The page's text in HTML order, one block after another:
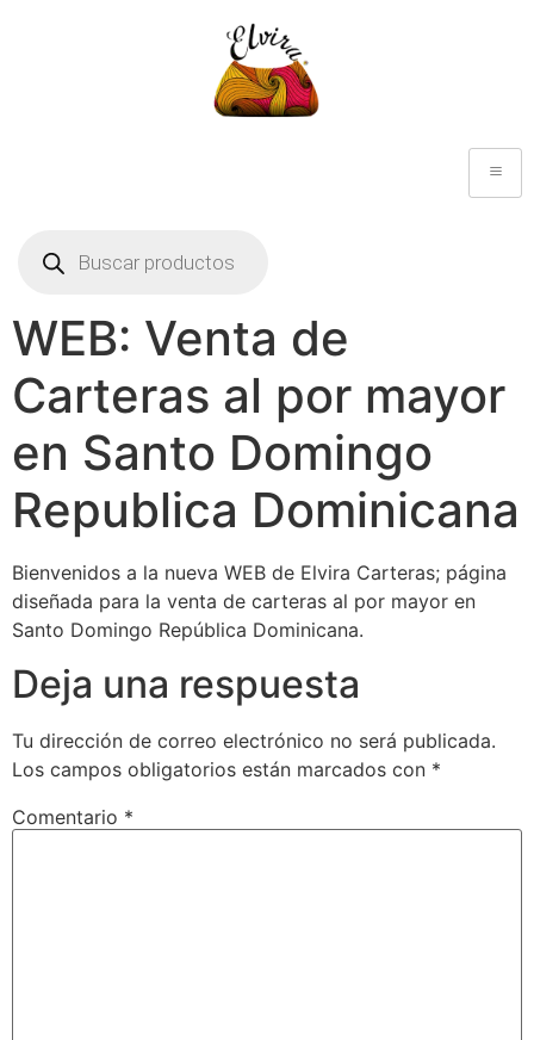
WEB: Venta de
Carteras al por mayor
en Santo Domingo
Republica Dominicana
Bienvenidos a la nueva WEB de Elvira Carteras; página
diseñada para la venta de carteras al por mayor en
Santo Domingo República Dominicana.
Deja una respuesta
Tu dirección de correo electrónico no será publicada.
Los campos obligatorios están marcados con *
Comentario *